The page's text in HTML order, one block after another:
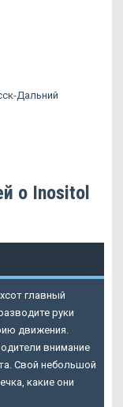
Дальний
о Inositol
главный
руки
движения.
внимание
Свой небольшой
какие они